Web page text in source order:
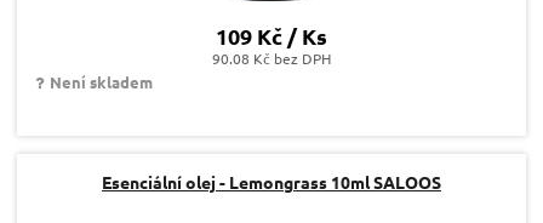
109 Kč / Ks
90.08 Kč bez DPH
Není skladem
Esenciální olej - Lemongrass 10ml SALOOS